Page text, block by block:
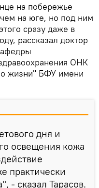
на побережье
на юге, но под ним
сразу даже в
рассказал доктор
ОНК
о жизни" БФУ имени
дня и
освещения кожа
практически
- сказал Тарасов.